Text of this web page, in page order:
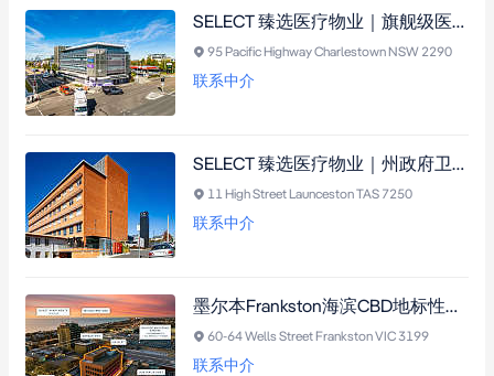
SELECT 臻选医疗物业｜旗舰级医疗与商业中心，紧邻全新 Charlestown Health Hub
95 Pacific Highway Charlestown NSW 2290
联系中介
SELECT 臻选医疗物业｜州政府卫生部承租！七层地标性医疗大楼
11 High Street Launceston TAS 7250
联系中介
墨尔本Frankston海滨CBD地标性政府投资物业：完全出租、租约稳定、每年固定收入增长，珍稀五层建筑，永久产权，未来开发潜力无限
60-64 Wells Street Frankston VIC 3199
联系中介